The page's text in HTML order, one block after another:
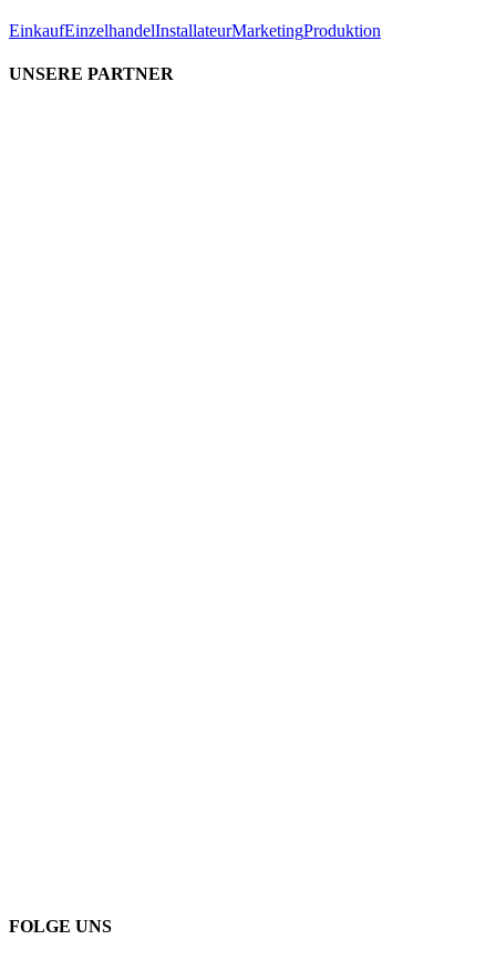
EinkaufEinzelhandelInstallateurMarketingProduktion
UNSERE PARTNER
FOLGE UNS